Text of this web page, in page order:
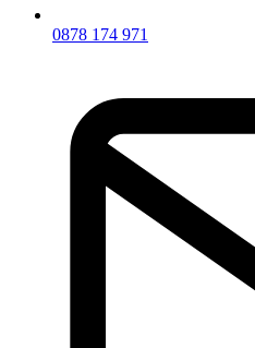
0878 174 971